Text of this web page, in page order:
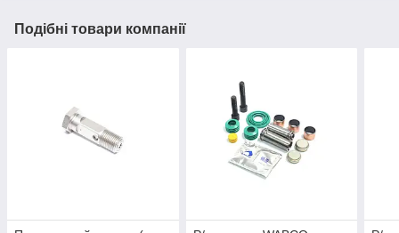
Подібні товари компанії